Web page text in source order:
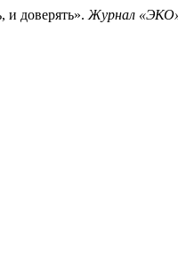
доверять». Журнал